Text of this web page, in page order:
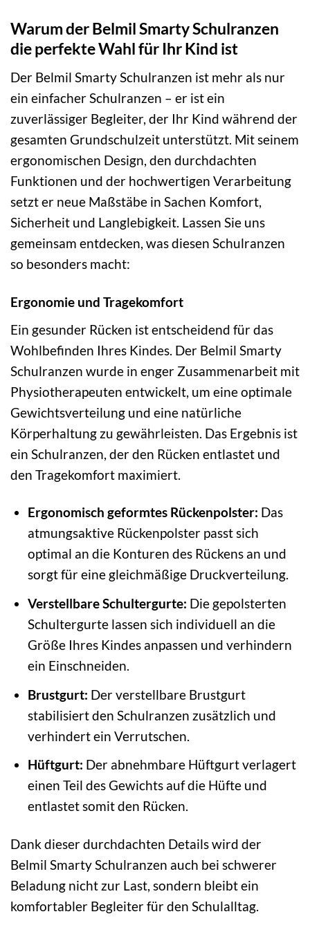
Warum der Belmil Smarty Schulranzen
die perfekte Wahl für Ihr Kind ist
Der Belmil Smarty Schulranzen ist mehr als nur
ein einfacher Schulranzen – er ist ein
zuverlässiger Begleiter, der Ihr Kind während der
gesamten Grundschulzeit unterstützt. Mit seinem
ergonomischen Design, den durchdachten
Funktionen und der hochwertigen Verarbeitung
setzt er neue Maßstäbe in Sachen Komfort,
Sicherheit und Langlebigkeit. Lassen Sie uns
gemeinsam entdecken, was diesen Schulranzen
so besonders macht:
Ergonomie und Tragekomfort
Ein gesunder Rücken ist entscheidend für das
Wohlbefinden Ihres Kindes. Der Belmil Smarty
Schulranzen wurde in enger Zusammenarbeit mit
Physiotherapeuten entwickelt, um eine optimale
Gewichtsverteilung und eine natürliche
Körperhaltung zu gewährleisten. Das Ergebnis ist
ein Schulranzen, der den Rücken entlastet und
den Tragekomfort maximiert.
Ergonomisch geformtes Rückenpolster: Das
atmungsaktive Rückenpolster passt sich
optimal an die Konturen des Rückens an und
sorgt für eine gleichmäßige Druckverteilung.
Verstellbare Schultergurte: Die gepolsterten
Schultergurte lassen sich individuell an die
Größe Ihres Kindes anpassen und verhindern
ein Einschneiden.
Brustgurt: Der verstellbare Brustgurt
stabilisiert den Schulranzen zusätzlich und
verhindert ein Verrutschen.
Hüftgurt: Der abnehmbare Hüftgurt verlagert
einen Teil des Gewichts auf die Hüfte und
entlastet somit den Rücken.
Dank dieser durchdachten Details wird der
Belmil Smarty Schulranzen auch bei schwerer
Beladung nicht zur Last, sondern bleibt ein
komfortabler Begleiter für den Schulalltag.